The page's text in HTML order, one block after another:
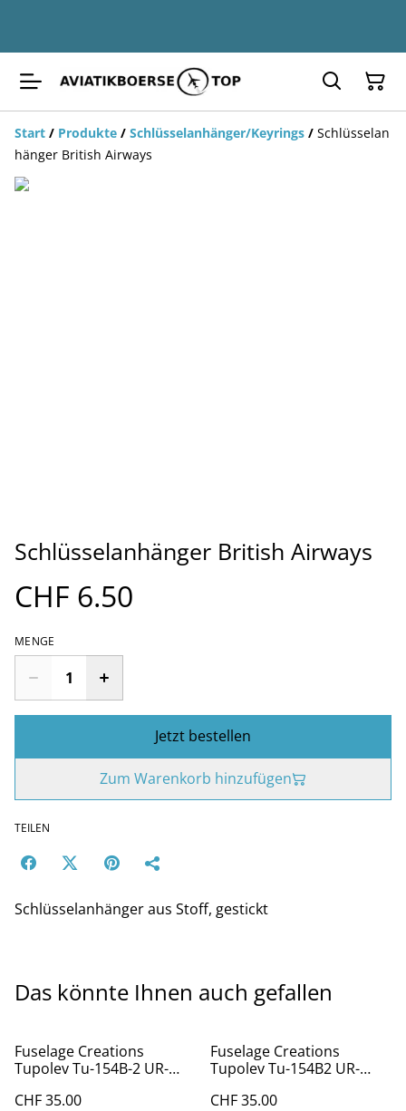
Start / Produkte / Schlüsselanhänger/Keyrings / Schlüsselan
hänger British Airways
Schlüsselanhänger British Airways
CHF 6.50
MENGE
Jetzt bestellen
Zum Warenkorb hinzufügen
TEILEN
Schlüsselanhänger aus Stoff, gestickt
Das könnte Ihnen auch gefallen
Fuselage Creations
Tupolev Tu-154B-2 UR-
CHF 35.00
Fuselage Creations
Tupolev Tu-154B2 UR-
CHF 35.00